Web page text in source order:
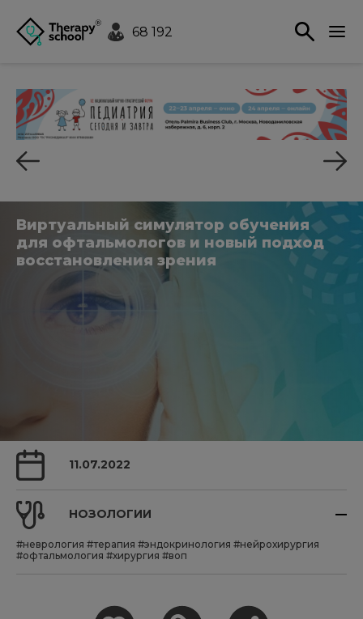
68 192
Виртуальный симулятор обучения
для офтальмологов и новый подход
восстановления зрения
11.07.2022
НОЗОЛОГИИ
#неврология #терапия #эндокринология #нейрохирургия
#офтальмология #хирургия #воп